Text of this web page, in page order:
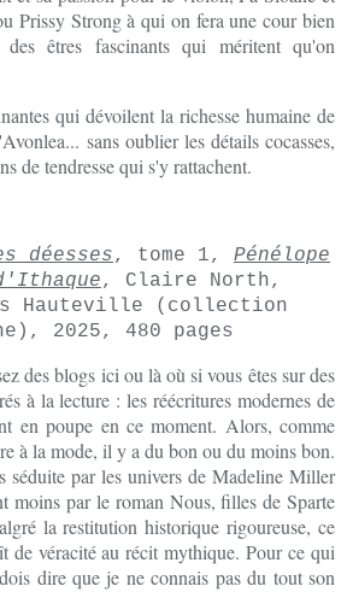
Prissy Strong à qui on fera une cour bien
êtres fascinants qui méritent qu'on
qui dévoilent la richesse humaine de
sans oublier les détails cocasses,
de tendresse qui s'y rattachent.
déesses, tome 1, Pénélope
, Claire North,
Hauteville (collection
2025, 480 pages
des blogs ici ou là où si vous êtes sur des
à la lecture : les réécritures modernes de
en poupe en ce moment. Alors, comme
à la mode, il y a du bon ou du moins bon.
séduite par les univers de Madeline Miller
moins par le roman Nous, filles de Sparte
la restitution historique rigoureuse, ce
de véracité au récit mythique. Pour ce qui
dire que je ne connais pas du tout son